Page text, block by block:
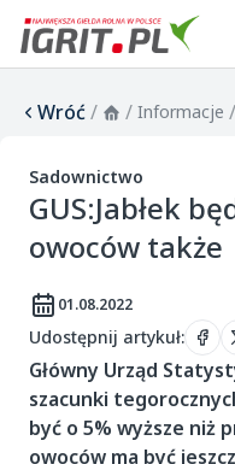
Wróć/ / Informacje /
Sadownictwo
GUS:Jabłek
owoców także
01.08.2022
Udostępnij artykuł:
Główny Urząd
szacunki
być o 5% wyższe niż
owoców ma być